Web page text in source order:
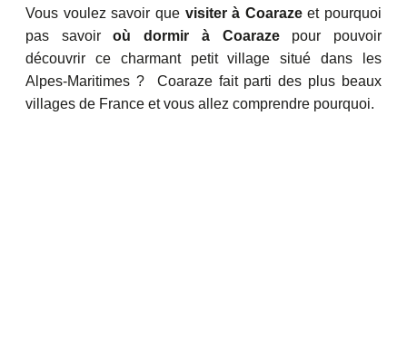
Vous voulez savoir que visiter à Coarazeet pourquoi
pas savoiroù dormir à Coarazepour pouvoir
découvrir ce charmant petit village situé dans les
Alpes-Maritimes ? Coaraze fait parti des plus beaux
villages de France et vous allez comprendre pourquoi.